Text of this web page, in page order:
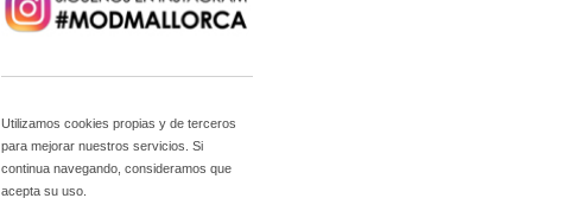
Utilizamos cookies propias y de terceros
para mejorar nuestros servicios. Si
continua navegando, consideramos que
acepta su uso.